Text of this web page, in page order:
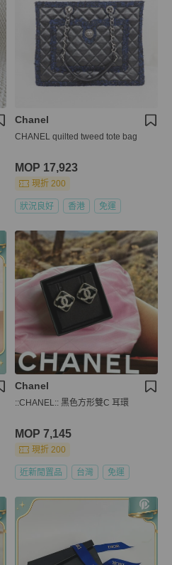
Chanel
CHANEL quilted tweed tote bag
MOP 17,923
現折 200
狀況良好 香港 免運
Chanel
::CHANEL:: 黑色方形雙C 耳環
MOP 7,145
現折 200
近新閒置品 台灣 免運